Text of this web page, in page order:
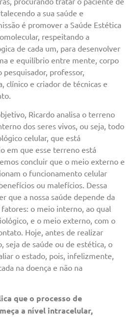
a sua saúde e
é promover a Saúde Estética
respeitando a
de cada um, para desenvolver
e equilíbrio entre mente, corpo
professor,
clínico e criador de técnicas e
Ricardo analisa o terreno
dos seres vivos, ou seja, todo
celular, que está
em que esse terreno está
concluir que o meio externo e
o funcionamento celular
ou malefícios. Dessa
que a nossa saúde depende da
o meio interno, ao qual
e o meio externo, com o
Hoje, antes de realizar
seja de saúde ou de estética, o
o estado, pois, infelizmente,
na doença e não na
que o processo de
a nível intracelular,